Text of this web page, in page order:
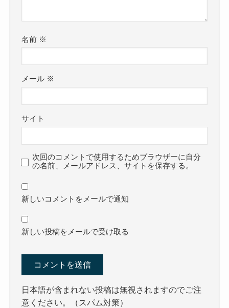
名前 ※
メール ※
サイト
次回のコメントで使用するためブラウザーに自分
の名前、メールアドレス、サイトを保存する。
新しいコメントをメールで通知
新しい投稿をメールで受け取る
日本語が含まれない投稿は無視されますのでご注
意ください。（スパム対策）